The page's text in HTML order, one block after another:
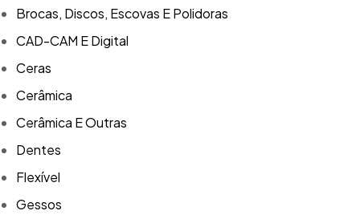
Brocas, Discos, Escovas E Polidoras
CAD-CAM E Digital
Ceras
Cerâmica
Cerâmica E Outras
Dentes
Flexível
Gessos